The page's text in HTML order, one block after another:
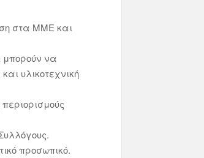
στα ΜΜΕ και
μπορούν να
υλικοτεχνική
προσωπικό.